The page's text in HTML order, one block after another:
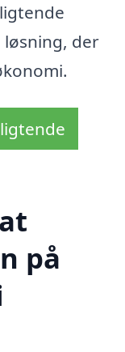
der
på